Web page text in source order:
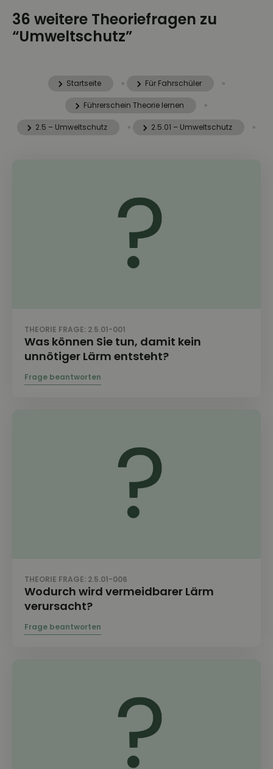
36 weitere Theoriefragen zu
“Umweltschutz”
Startseite » Für Fahrschüler »
Führerschein Theorie lernen »
2.5 – Umweltschutz » 2.5.01 – Umweltschutz »
THEORIE FRAGE: 2.5.01-001
Was können Sie tun, damit kein
unnötiger Lärm entsteht?
THEORIE FRAGE: 2.5.01-006
Wodurch wird vermeidbarer Lärm
verursacht?